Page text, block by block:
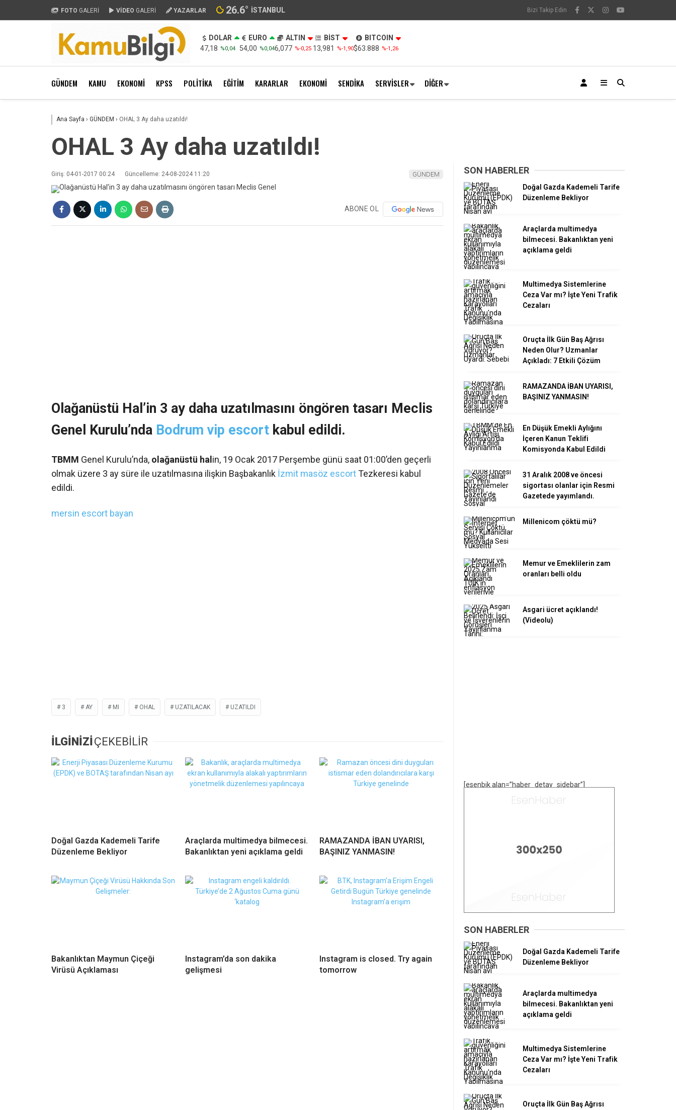
FOTO GALERİ VİDEO GALERİ YAZARLAR 26.6° İSTANBUL Bizi Takip Edin
DOLAR
47,18 %0,04
EURO
54,00 %0,04
ALTIN
6,077 %-0,25
BİST
13,981
%-1,90
BITCOIN
$63.888 %-1,26
GÜNDEM KAMU EKONOMİ KPSS POLİTİKA EĞİTİM KARARLAR EKONOMİ SENDİKA SERVİSLER DİĞER
Ana Sayfa › GÜNDEM › OHAL 3 Ay daha uzatıldı!
OHAL 3 Ay daha uzatıldı!
Giriş: 04-01-2017 00:24 Güncelleme: 24-08-2024 11:20 GÜNDEM
ABONE OL
Olağanüstü Hal’in 3 ay daha uzatılmasını öngören tasarı Meclis
Genel Kurulu’nda Bodrum vip escort kabul edildi.
TBMM Genel Kurulu’nda, olağanüstü halin, 19 Ocak 2017 Perşembe günü saat 01:00’den geçerli
olmak üzere 3 ay süre ile uzatılmasına ilişkin Başbakanlık İzmit masöz escortTezkeresi kabul
edildi.
mersin escort bayan
3 AY MI OHAL UZATILACAK UZATILDI
İLGİNİZİÇEKEBİLİR
Doğal Gazda Kademeli Tarife
Düzenleme Bekliyor
Araçlarda multimedya bilmecesi.
Bakanlıktan yeni açıklama geldi
RAMAZANDA İBAN UYARISI,
BAŞINIZ YANMASIN!
Bakanlıktan Maymun Çiçeği
Virüsü Açıklaması
Instagram’da son dakika
gelişmesi
Instagram is closed. Try again
tomorrow
SON HABERLER
Doğal Gazda Kademeli Tarife
Düzenleme Bekliyor
Araçlarda multimedya
bilmecesi. Bakanlıktan yeni
açıklama geldi
Multimedya Sistemlerine
Ceza Var mı? İşte Yeni Trafik
Cezaları
Oruçta İlk Gün Baş Ağrısı
Neden Olur? Uzmanlar
Açıkladı: 7 Etkili Çözüm
RAMAZANDA İBAN UYARISI,
BAŞINIZ YANMASIN!
En Düşük Emekli Aylığını
İçeren Kanun Teklifi
Komisyonda Kabul Edildi
31 Aralık 2008 ve öncesi
sigortası olanlar için Resmi
Gazetede yayımlandı.
Millenicom çöktü mü?
Memur ve Emeklilerin zam
oranları belli oldu
Asgari ücret açıklandı!
(Videolu)
[esenbik alan=”haber_detay_sidebar”]
SON HABERLER
Doğal Gazda Kademeli Tarife
Düzenleme Bekliyor
Araçlarda multimedya
bilmecesi. Bakanlıktan yeni
açıklama geldi
Multimedya Sistemlerine
Ceza Var mı? İşte Yeni Trafik
Cezaları
Oruçta İlk Gün Baş Ağrısı